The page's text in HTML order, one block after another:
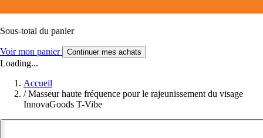
Sous-total du panier
Voir mon panier Continuer mes achats
Loading...
Accueil
/ Masseur haute fréquence pour le rajeunissement du visage
InnovaGoods T-Vibe